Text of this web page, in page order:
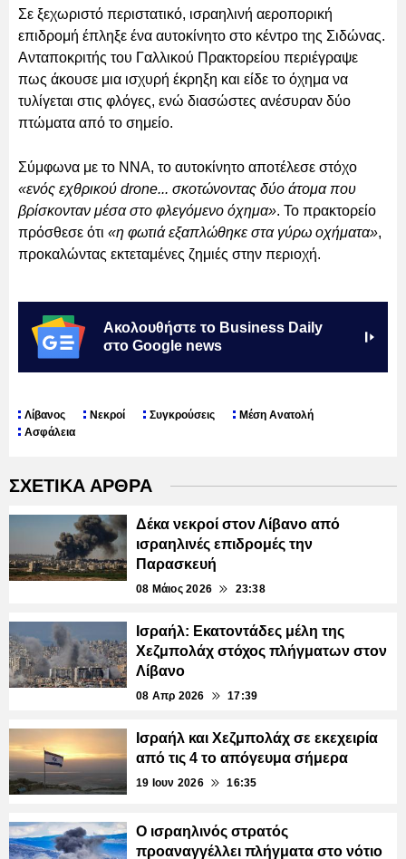
Σε ξεχωριστό περιστατικό, ισραηλινή αεροπορική
επιδρομή έπληξε ένα αυτοκίνητο στο κέντρο της Σιδώνας.
Ανταποκριτής του Γαλλικού Πρακτορείου περιέγραψε
πως άκουσε μια ισχυρή έκρηξη και είδε το όχημα να
τυλίγεται στις φλόγες, ενώ διασώστες ανέσυραν δύο
πτώματα από το σημείο.
Σύμφωνα με το NNA, το αυτοκίνητο αποτέλεσε στόχο
«ενός εχθρικού drone... σκοτώνοντας δύο άτομα που
βρίσκονταν μέσα στο φλεγόμενο όχημα». Το πρακτορείο
πρόσθεσε ότι «η φωτιά εξαπλώθηκε στα γύρω οχήματα»,
προκαλώντας εκτεταμένες ζημιές στην περιοχή.
Ακολουθήστε το Business Daily
στο Google news
Λίβανος Νεκροί Συγκρούσεις
Μέση Ανατολή
Ασφάλεια
ΣΧΕΤΙΚΑ ΑΡΘΡΑ
Δέκα νεκροί στον Λίβανο από
ισραηλινές επιδρομές την
Παρασκευή
08 Μάιος 2026 23:38
Ισραήλ: Εκατοντάδες μέλη της
Χεζμπολάχ στόχος πλήγματων στον
Λίβανο
08 Απρ 2026 17:39
Ισραήλ και Χεζμπολάχ σε εκεχειρία
από τις 4 το απόγευμα σήμερα
19 Ιουν 2026 16:35
Ο ισραηλινός στρατός
προαναγγέλλει πλήγματα στο νότιο